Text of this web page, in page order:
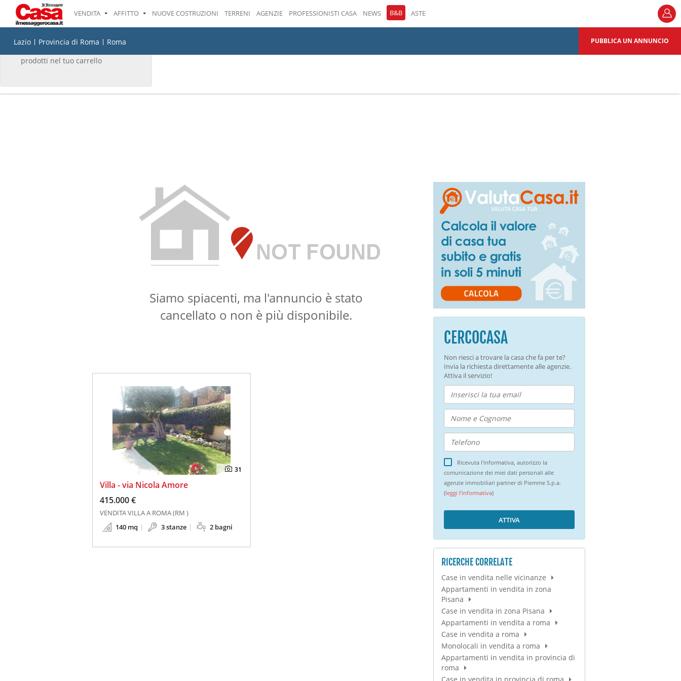
IL TUO CARRELLO
prodotti nel tuo carrello
VENDITA AFFITTO NUOVE COSTRUZIONI TERRENI AGENZIE PROFESSIONISTI CASA NEWS B&B ASTE
PUBBLICA UN ANNUNCIO
Lazio Provincia di Roma Roma
Siamo spiacenti, ma l'annuncio è stato
cancellato o non è più disponibile.
31
Villa - via Nicola Amore
415.000 €
VENDITA VILLA A ROMA (RM )
140 mq
3 stanze 2 bagni
CERCOCASA
Non riesci a trovare la casa che fa per te?
Invia la richiesta direttamente alle agenzie.
Attiva il servizio!
Ricevuta l'informativa, autorizzo la
comunicazione dei miei dati personali alle
agenzie immobiliari partner di Piemme S.p.a.
(leggi l'informativa)
ATTIVA
RICERCHE CORRELATE
Case in vendita nelle vicinanze
Appartamenti in vendita in zona
Pisana
Case in vendita in zona Pisana
Appartamenti in vendita a roma
Case in vendita a roma
Monolocali in vendita a roma
Appartamenti in vendita in provincia di
roma